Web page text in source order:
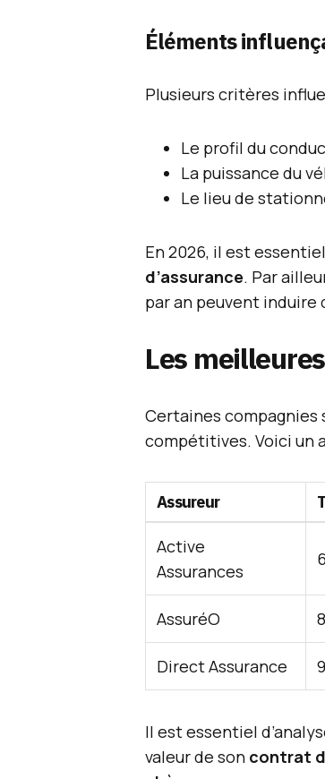
Éléments
Plusieurs critères
Le profil du
La puissance du
Le lieu de
En 2026, il est
d’assurance. Par
par an peuvent
Les
Certaines compagnies
compétitives. Voici un
Assureur
Active
Assurances
AssuréO
Direct Assurance
Il est essentiel
valeur de son contrat